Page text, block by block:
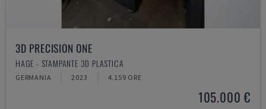
3D PRECISION ONE
HAGE - STAMPANTE 3D PLASTICA
GERMANIA 2023 4.159 ORE
105.000 €